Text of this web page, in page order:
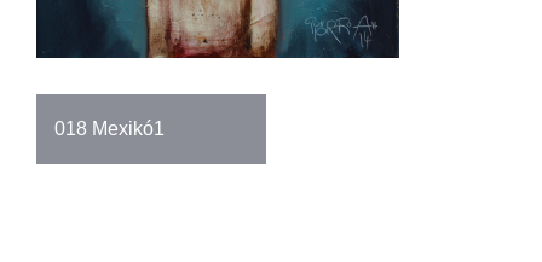
Bejegyzés
navigáció
018 Mexikó1